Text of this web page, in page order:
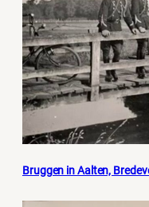
Bruggen in Aalten,